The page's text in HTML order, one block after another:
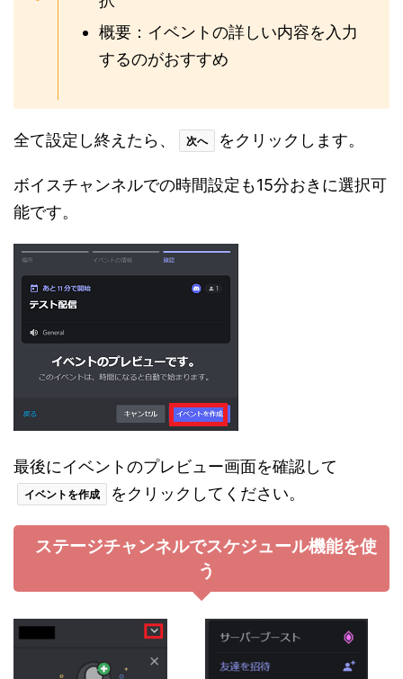
概要：イベントの詳しい内容を入力
するのがおすすめ
全て設定し終えたら、 次へ をクリックします。
ボイスチャンネルでの時間設定も15分おきに選択可
能です。
最後にイベントのプレビュー画面を確認して
イベントを作成 をクリックしてください。
ステージチャンネルでスケジュール機能を使
う